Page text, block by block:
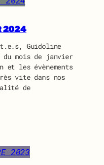
2024
Guidoline
du mois de janvier
et les évènements
vite dans nos
de